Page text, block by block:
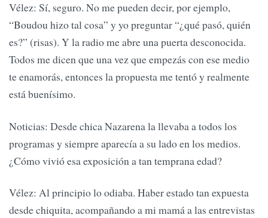
Vélez: Sí, seguro. No me pueden decir, por ejemplo,
“Boudou hizo tal cosa” y yo preguntar “¿qué pasó, quién
es?” (risas). Y la radio me abre una puerta desconocida.
Todos me dicen que una vez que empezás con ese medio
te enamorás, entonces la propuesta me tentó y realmente
está buenísimo.
Noticias: Desde chica Nazarena la llevaba a todos los
programas y siempre aparecía a su lado en los medios.
¿Cómo vivió esa exposición a tan temprana edad?
Vélez: Al principio lo odiaba. Haber estado tan expuesta
desde chiquita, acompañando a mi mamá a las entrevistas